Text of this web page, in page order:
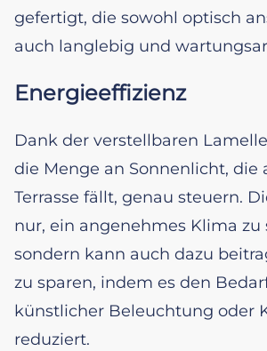
gefertigt, die sowohl optisch
auch langlebig und
Energieeffizienz
Dank der verstellbaren
die Menge an Sonnenlicht, die
Terrasse fällt, genau steuern.
nur, ein angenehmes Klima zu
sondern kann auch dazu
zu sparen, indem es den
künstlicher Beleuchtung oder
reduziert.